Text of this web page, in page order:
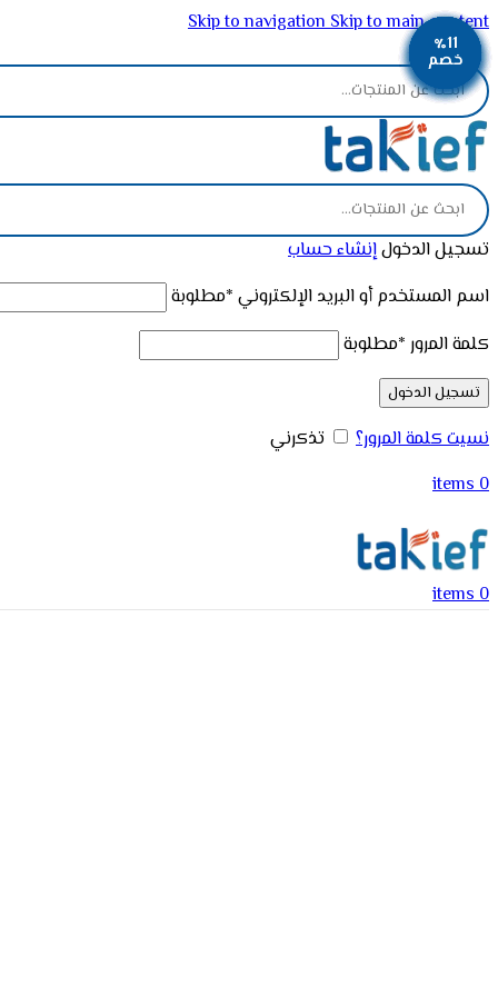
Skip to navigationSkip to main content
ADD ANYTHING HERE OR JUST REMOVE IT…
تسجيل الدخولإنشاء حساب
اسم المستخدم أو البريد الإلكتروني *مطلوبة
كلمة المرور *مطلوبة
تسجيل الدخول
نسيت كلمة المرور؟
تذكرني
0
items
0
items
٪12
خصم
٪11
خصم
٪2
خصم
٪12
خصم
٪11
خصم
٪11
خصم
٪11
خصم
٪12
خصم
٪11
خصم